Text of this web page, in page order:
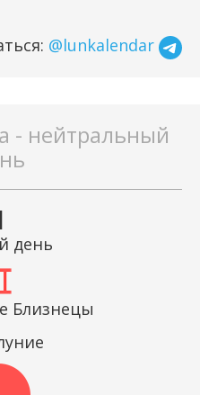
@lunkalendar
- нейтральный
день
Близнецы